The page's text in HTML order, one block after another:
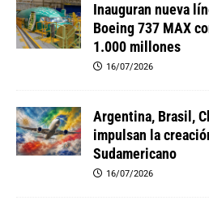
Inauguran nueva
Boeing 737 MAX
1.000 millones
16/07/2026
Argentina, Brasil,
impulsan la
Sudamericano
16/07/2026